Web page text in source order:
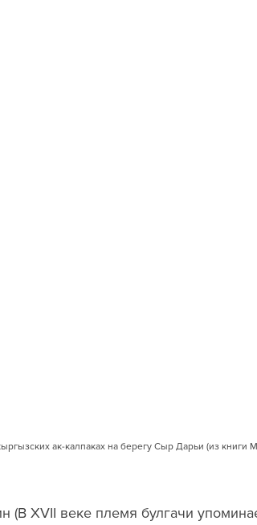
ак-калпаках на берегу Сыр Дарьи (из книги
(В XVII веке племя булгачи